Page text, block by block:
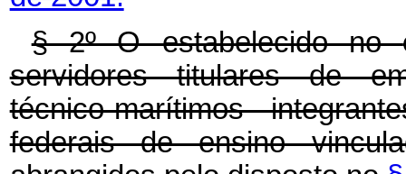
§ 2º O estabelecido no
servidores titulares de
técnico-marítimos
federais de ensino